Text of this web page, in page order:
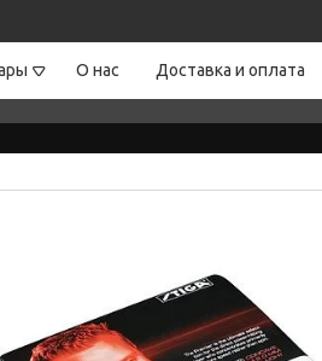
О нас Доставка и оплата